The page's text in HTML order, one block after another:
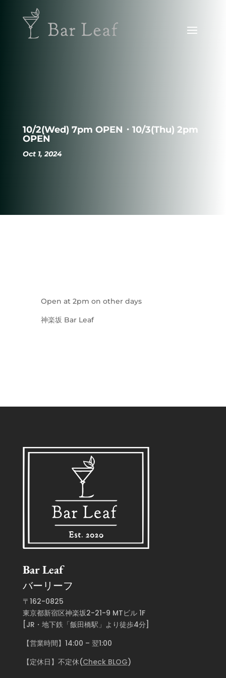
10/2(Wed) 7pm OPEN・10/3(Thu) 2pm
OPEN
Oct 1, 2024
Open at 2pm on other days
神楽坂 Bar Leaf
Bar Leaf
バーリーフ
〒162-0825
東京都新宿区神楽坂2-21-9 MTビル 1F
[JR・地下鉄「飯田橋駅」より徒歩4分]
【営業時間】14:00 – 翌1:00
【定休日】不定休(Check BLOG)